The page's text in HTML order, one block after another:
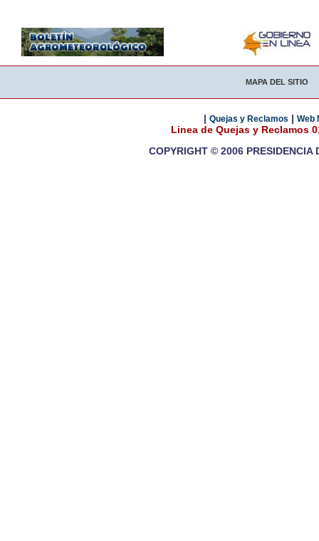
MAPA DEL SITIO
| Quejas y Reclamos | Web
Linea de Quejas y Reclamos
COPYRIGHT © 2006 PRESIDENCIA